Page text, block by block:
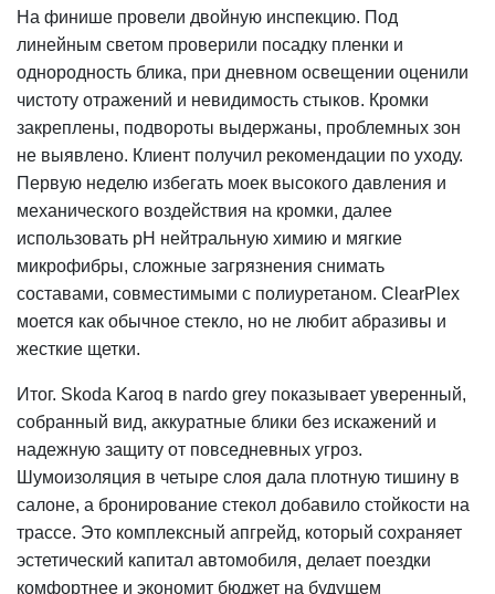
На финише провели двойную инспекцию. Под
линейным светом проверили посадку пленки и
однородность блика, при дневном освещении оценили
чистоту отражений и невидимость стыков. Кромки
закреплены, подвороты выдержаны, проблемных зон
не выявлено. Клиент получил рекомендации по уходу.
Первую неделю избегать моек высокого давления и
механического воздействия на кромки, далее
использовать pH нейтральную химию и мягкие
микрофибры, сложные загрязнения снимать
составами, совместимыми с полиуретаном. ClearPlex
моется как обычное стекло, но не любит абразивы и
жесткие щетки.
Итог. Skoda Karoq в nardo grey показывает уверенный,
собранный вид, аккуратные блики без искажений и
надежную защиту от повседневных угроз.
Шумоизоляция в четыре слоя дала плотную тишину в
салоне, а бронирование стекол добавило стойкости на
трассе. Это комплексный апгрейд, который сохраняет
эстетический капитал автомобиля, делает поездки
комфортнее и экономит бюджет на будущем